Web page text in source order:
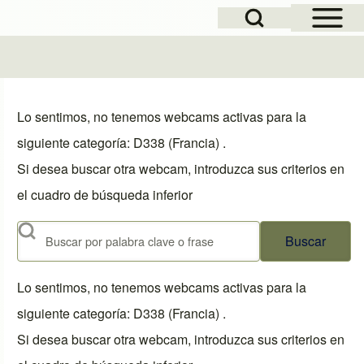
Open Sidebar
Open Search Block
Lo sentimos, no tenemos webcams activas para la
siguiente categoría: D338 (Francia) .
Si desea buscar otra webcam, introduzca sus criterios en
el cuadro de búsqueda inferior
Buscar
Lo sentimos, no tenemos webcams activas para la
siguiente categoría: D338 (Francia) .
Si desea buscar otra webcam, introduzca sus criterios en